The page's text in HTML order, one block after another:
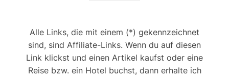
Alle Links, die mit einem (*) gekennzeichnet
sind, sind Affiliate-Links. Wenn du auf diesen
Link klickst und einen Artikel kaufst oder eine
Reise bzw. ein Hotel buchst, dann erhalte ich